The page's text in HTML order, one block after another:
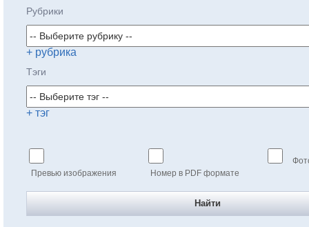
Рубрики
+ рубрика
Тэги
+ тэг
Превью изображения Номер в PDF формате
Найти